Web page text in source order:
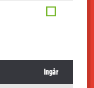
Ingår